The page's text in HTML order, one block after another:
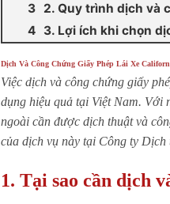
2. Quy trình dịch và
3. Lợi ích khi chọn
Dịch Và Công Chứng Giấy Phép Lái Xe
Việc dịch và công chứng giấy
dụng hiệu quả tại Việt Nam. Với
ngoài cần được dịch thuật và
của dịch vụ này tại Công ty
1. Tại sao cần dịch